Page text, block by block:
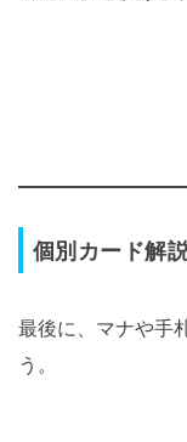
個別カード解
最後に、マナや手
う。